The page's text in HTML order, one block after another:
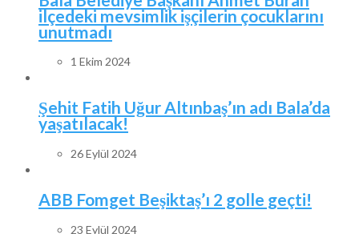
ilçedeki mevsimlik işçilerin çocuklarını
unutmadı
1 Ekim 2024
Şehit Fatih Uğur Altınbaş’ın adı Bala’da
yaşatılacak!
26 Eylül 2024
ABB Fomget Beşiktaş’ı 2 golle geçti!
23 Eylül 2024